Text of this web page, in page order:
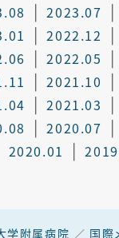
2023.07
2022.12
2022.05
2021.10
2021.03
2020.07
2020.01
学附属病院 ／ 国際